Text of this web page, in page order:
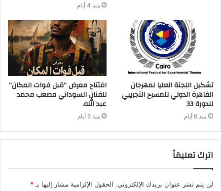
منذ 4 أيام
تشكيل اللجنة العليا لمهرجان
القاهرة الدولي للمسرح التجريبي
للدورة 33
منذ 6 أيام
افتتاح معرض “قبل فوات المكان”
للفنان السوداني مصعب محمد
عبد الله.
منذ 6 أيام
اترك تعليقاً
لن يتم نشر عنوان بريدك الإلكتروني. الحقول الإلزامية مشار إليها بـ *